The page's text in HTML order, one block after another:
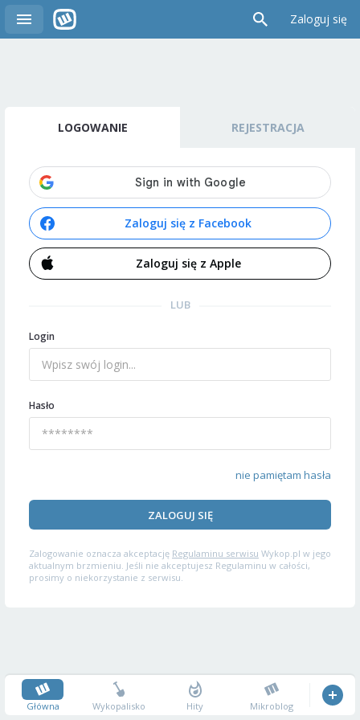
Zaloguj się
LOGOWANIE REJESTRACJA
Zaloguj się z Facebook
Zaloguj się z Apple
LUB
Login
Hasło
nie pamiętam hasła
ZALOGUJ SIĘ
Zalogowanie oznacza akceptację Regulaminu serwisu Wykop.pl w jego
aktualnym brzmieniu. Jeśli nie akceptujesz Regulaminu w całości,
prosimy o niekorzystanie z serwisu.
Główna Wykopalisko Hity Mikroblog